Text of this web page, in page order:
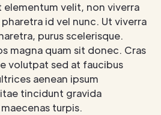
elementum velit, non viverra
id vel nunc. Ut viverra
purus scelerisque.
magna quam sit donec. Cras
volutpat sed at faucibus
aenean ipsum
tincidunt gravida
turpis.